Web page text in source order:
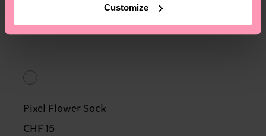
Customize
Pixel Flower Sock
CHF 15